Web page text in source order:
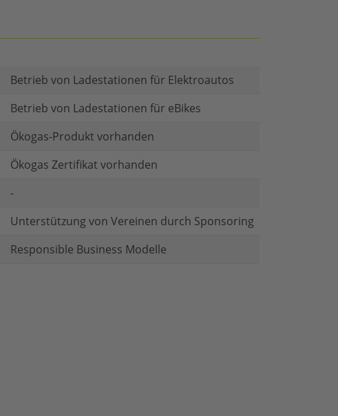
Betrieb von Ladestationen für Elektroautos
Betrieb von Ladestationen für eBikes
Ökogas-Produkt vorhanden
Ökogas Zertifikat vorhanden
-
Unterstützung von Vereinen durch Sponsoring
Responsible Business Modelle